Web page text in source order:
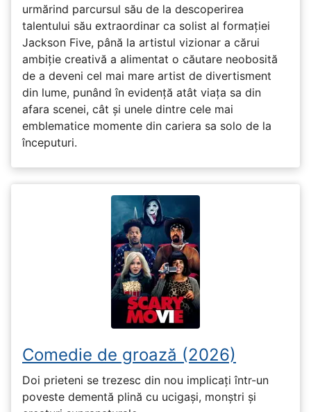
urmărind parcursul său de la descoperirea
talentului său extraordinar ca solist al formației
Jackson Five, până la artistul vizionar a cărui
ambiție creativă a alimentat o căutare neobosită
de a deveni cel mai mare artist de divertisment
din lume, punând în evidență atât viața sa din
afara scenei, cât și unele dintre cele mai
emblematice momente din cariera sa solo de la
începuturi.
Comedie de groază (2026)
Doi prieteni se trezesc din nou implicați într-un
poveste dementă plină cu ucigași, monștri și